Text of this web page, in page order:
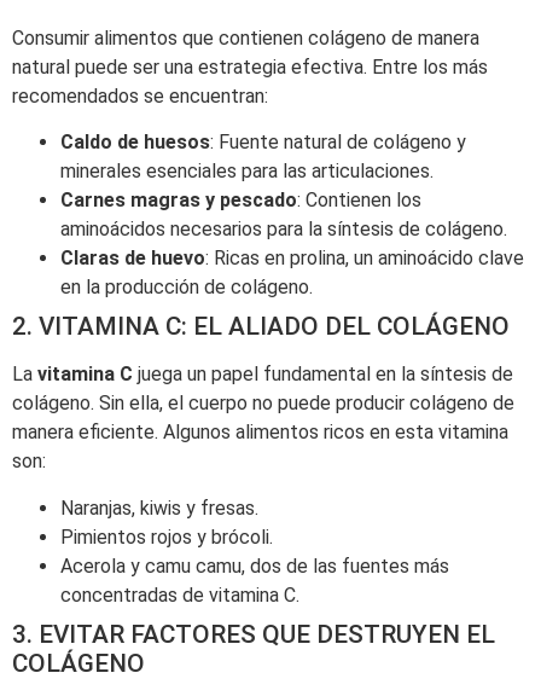
Consumir alimentos que contienen colágeno de manera
natural puede ser una estrategia efectiva. Entre los más
recomendados se encuentran:
Caldo de huesos: Fuente natural de colágeno y
minerales esenciales para las articulaciones.
Carnes magras y pescado: Contienen los
aminoácidos necesarios para la síntesis de colágeno.
Claras de huevo: Ricas en prolina, un aminoácido clave
en la producción de colágeno.
2. VITAMINA C: EL ALIADO DEL COLÁGENO
La vitamina C juega un papel fundamental en la síntesis de
colágeno. Sin ella, el cuerpo no puede producir colágeno de
manera eficiente. Algunos alimentos ricos en esta vitamina
son:
Naranjas, kiwis y fresas.
Pimientos rojos y brócoli.
Acerola y camu camu, dos de las fuentes más
concentradas de vitamina C.
3. EVITAR FACTORES QUE DESTRUYEN EL
COLÁGENO